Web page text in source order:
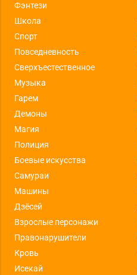
Фэнтези
Школа
Спорт
Повседневность
Сверхъестественное
Музыка
Гарем
Демоны
Магия
Полиция
Боевые искусства
Самураи
Машины
Дзёсей
Взрослые персонажи
Правонарушители
Кровь
Исекай